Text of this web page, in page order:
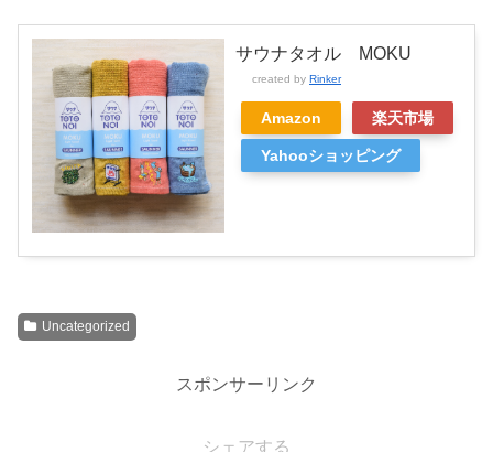
サウナタオル MOKU
created by Rinker
Amazon 楽天市場
Yahooショッピング
Uncategorized
スポンサーリンク
シェアする